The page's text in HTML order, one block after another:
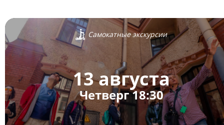
Самокатные экскурсии
13 августа
Четверг 18:30